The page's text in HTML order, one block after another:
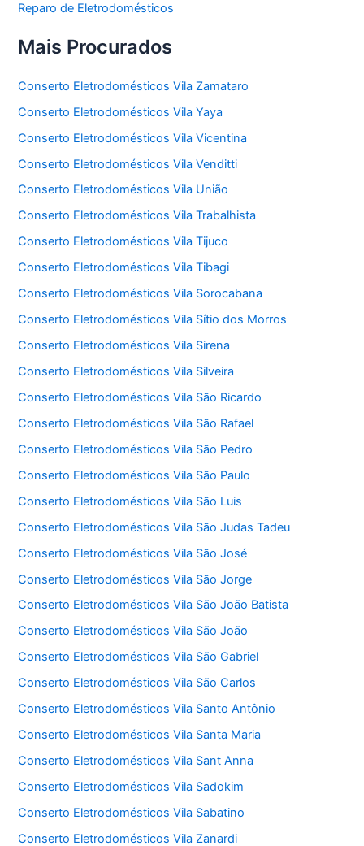
Reparo de Eletrodomésticos
Mais Procurados
Conserto Eletrodomésticos Vila Zamataro
Conserto Eletrodomésticos Vila Yaya
Conserto Eletrodomésticos Vila Vicentina
Conserto Eletrodomésticos Vila Venditti
Conserto Eletrodomésticos Vila União
Conserto Eletrodomésticos Vila Trabalhista
Conserto Eletrodomésticos Vila Tijuco
Conserto Eletrodomésticos Vila Tibagi
Conserto Eletrodomésticos Vila Sorocabana
Conserto Eletrodomésticos Vila Sítio dos Morros
Conserto Eletrodomésticos Vila Sirena
Conserto Eletrodomésticos Vila Silveira
Conserto Eletrodomésticos Vila São Ricardo
Conserto Eletrodomésticos Vila São Rafael
Conserto Eletrodomésticos Vila São Pedro
Conserto Eletrodomésticos Vila São Paulo
Conserto Eletrodomésticos Vila São Luis
Conserto Eletrodomésticos Vila São Judas Tadeu
Conserto Eletrodomésticos Vila São José
Conserto Eletrodomésticos Vila São Jorge
Conserto Eletrodomésticos Vila São João Batista
Conserto Eletrodomésticos Vila São João
Conserto Eletrodomésticos Vila São Gabriel
Conserto Eletrodomésticos Vila São Carlos
Conserto Eletrodomésticos Vila Santo Antônio
Conserto Eletrodomésticos Vila Santa Maria
Conserto Eletrodomésticos Vila Sant Anna
Conserto Eletrodomésticos Vila Sadokim
Conserto Eletrodomésticos Vila Sabatino
Conserto Eletrodomésticos Vila Zanardi